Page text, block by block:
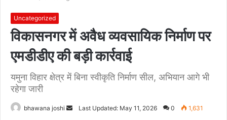
Uncategorized
विकासनगर में अवैध व्यवसायिक निर्माण पर
एमडीडीए की बड़ी कार्रवाई
यमुना विहार क्षेत्र में बिना स्वीकृति निर्माण सील, अभियान आगे भी
रहेगा जारी
bhawana joshi
SendLast Updated: May 11, 2026 0 1,631